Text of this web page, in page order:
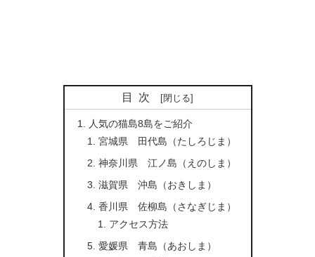
目次
人気の猫島8島をご紹介
宮城県 田代島（たしろじま）
神奈川県 江ノ島（えのしま）
滋賀県 沖島（おきしま）
香川県 佐柳島（さなぎじま）
アクセス方法
愛媛県 青島（あおしま）